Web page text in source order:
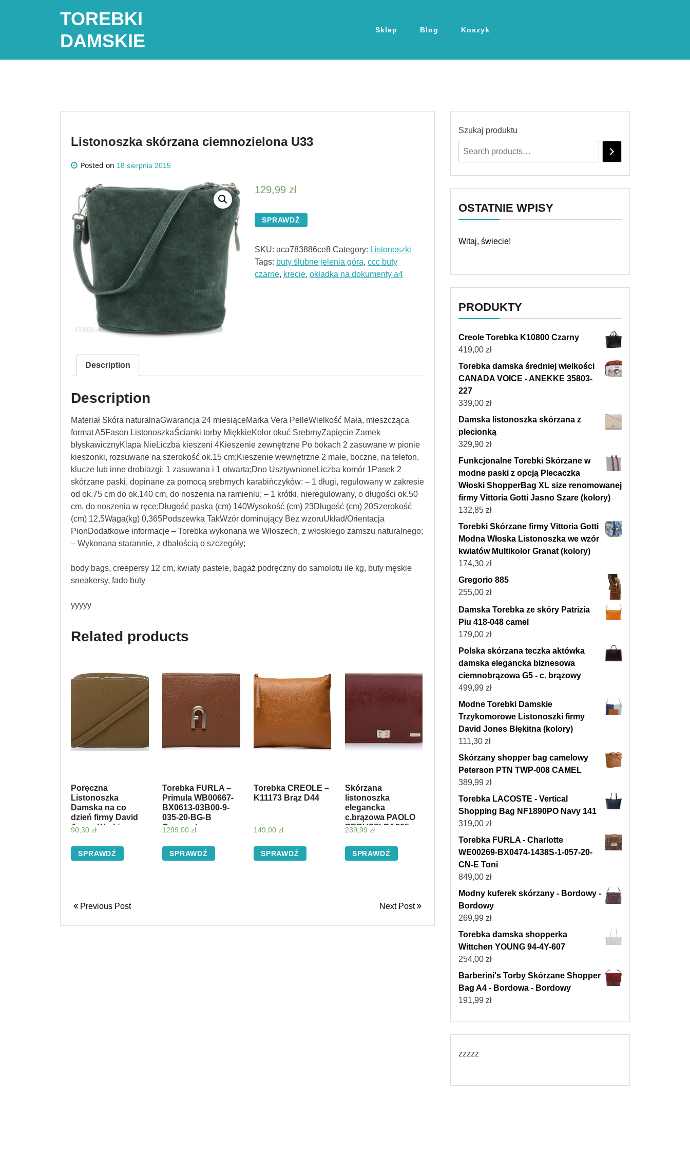
TOREBKI
DAMSKIE
Sklep Blog Koszyk
Listonoszka skórzana ciemnozielona U33
Posted on 18 sierpnia 2015
129,99 zł
SPRAWDŹ
SKU: aca783886ce8 Category: Listonoszki
Tags: buty ślubne jelenia góra, ccc buty
czarne, krecie, okładka na dokumenty a4
Description
Description
Materiał Skóra naturalnaGwarancja 24 miesiąceMarka Vera PelleWielkość Mała, mieszcząca
format A5Fason ListonoszkaŚcianki torby MiękkieKolor okuć SrebrnyZapięcie Zamek
błyskawicznyKlapa NieLiczba kieszeni 4Kieszenie zewnętrzne Po bokach 2 zasuwane w pionie
kieszonki, rozsuwane na szerokość ok.15 cm;Kieszenie wewnętrzne 2 małe, boczne, na telefon,
klucze lub inne drobiazgi: 1 zasuwana i 1 otwarta;Dno UsztywnioneLiczba komór 1Pasek 2
skórzane paski, dopinane za pomocą srebrnych karabińczyków: – 1 długi, regulowany w zakresie
od ok.75 cm do ok.140 cm, do noszenia na ramieniu; – 1 krótki, nieregulowany, o długości ok.50
cm, do noszenia w ręce;Długość paska (cm) 140Wysokość (cm) 23Długość (cm) 20Szerokość
(cm) 12,5Waga(kg) 0,365Podszewka TakWzór dominujący Bez wzoruUkład/Orientacja
PionDodatkowe informacje – Torebka wykonana we Włoszech, z włoskiego zamszu naturalnego;
– Wykonana starannie, z dbałością o szczegóły;
body bags, creepersy 12 cm, kwiaty pastele, bagaż podręczny do samolotu ile kg, buty męskie
sneakersy, fado buty
yyyyy
Related products
Poręczna
Listonoszka
Damska na co
dzień firmy David
Jones Khaki
90,30 zł
SPRAWDŹ
Torebka FURLA –
Primula WB00667-
BX0613-03B00-9-
035-20-BG-B
Cognac h
1299,00 zł
SPRAWDŹ
Torebka CREOLE –
K11173 Brąz D44
149,00 zł
SPRAWDŹ
Skórzana
listonoszka
elegancka
c.brązowa PAOLO
PERUZZI GA305 –
239,99 zł
SPRAWDŹ
Previous Post Next Post
Szukaj produktu
OSTATNIE WPISY
Witaj, świecie!
PRODUKTY
Creole Torebka K10800 Czarny
419,00 zł
Torebka damska średniej wielkości
CANADA VOICE - ANEKKE 35803-
227
339,00 zł
Damska listonoszka skórzana z
plecionką
329,90 zł
Funkcjonalne Torebki Skórzane w
modne paski z opcją Plecaczka
Włoski ShopperBag XL size renomowanej
firmy Vittoria Gotti Jasno Szare (kolory)
132,85 zł
Torebki Skórzane firmy Vittoria Gotti
Modna Włoska Listonoszka we wzór
kwiatów Multikolor Granat (kolory)
174,30 zł
Gregorio 885
255,00 zł
Damska Torebka ze skóry Patrizia
Piu 418-048 camel
179,00 zł
Polska skórzana teczka aktówka
damska elegancka biznesowa
ciemnobrązowa G5 - c. brązowy
499,99 zł
Modne Torebki Damskie
Trzykomorowe Listonoszki firmy
David Jones Błękitna (kolory)
111,30 zł
Skórzany shopper bag camelowy
Peterson PTN TWP-008 CAMEL
389,99 zł
Torebka LACOSTE - Vertical
Shopping Bag NF1890PO Navy 141
319,00 zł
Torebka FURLA - Charlotte
WE00269-BX0474-1438S-1-057-20-
CN-E Toni
849,00 zł
Modny kuferek skórzany - Bordowy -
Bordowy
269,99 zł
Torebka damska shopperka
Wittchen YOUNG 94-4Y-607
254,00 zł
Barberini's Torby Skórzane Shopper
Bag A4 - Bordowa - Bordowy
191,99 zł
zzzzz